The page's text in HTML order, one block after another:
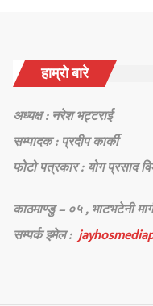
हाम्रो बारे
अध्यक्ष : नरेश भट्टराई
सम्पादक : प्रदीप कार्की
फोटो पत्रकार : योग प्रसाद
काठमाण्डु – ०५ , भाटभटेनी मार्ग
सम्पर्कइमेल :